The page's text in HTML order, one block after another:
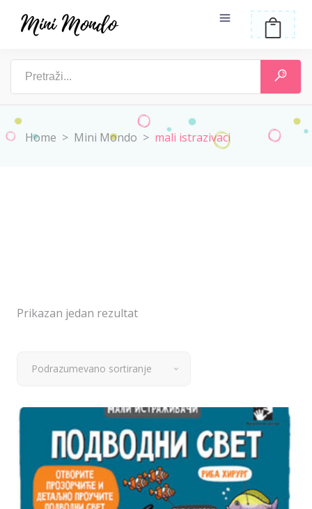
Home > Mini Mondo > mali istrazivaci
Prikazan jedan rezultat
Podrazumevano sortiranje